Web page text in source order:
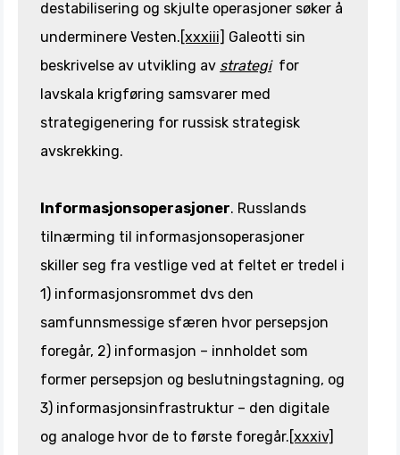
destabilisering og skjulte operasjoner søker å
underminere Vesten.[xxxiii] Galeotti sin
beskrivelse av utvikling av strategifor
lavskala krigføring samsvarer med
strategigenering for russisk strategisk
avskrekking.
Informasjonsoperasjoner. Russlands
tilnærming til informasjonsoperasjoner
skiller seg fra vestlige ved at feltet er tredel i
1) informasjonsrommet dvs den
samfunnsmessige sfæren hvor persepsjon
foregår, 2) informasjon – innholdet som
former persepsjon og beslutningstagning, og
3) informasjonsinfrastruktur – den digitale
og analoge hvor de to første foregår.[xxxiv]